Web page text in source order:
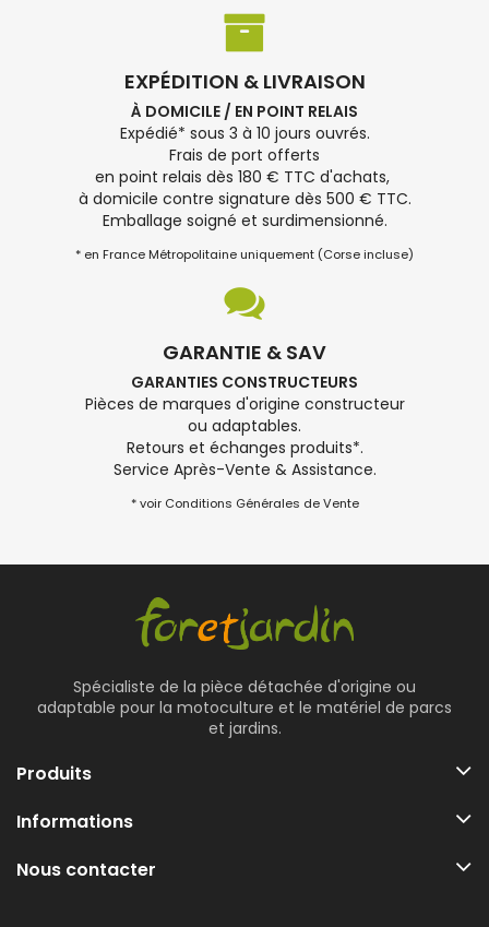
EXPÉDITION & LIVRAISON
À DOMICILE / EN POINT RELAIS
Expédié* sous 3 à 10 jours ouvrés.
Frais de port offerts
en point relais dès 180 € TTC d'achats,
à domicile contre signature dès 500 € TTC.
Emballage soigné et surdimensionné.
* en France Métropolitaine uniquement (Corse incluse)
GARANTIE & SAV
GARANTIES CONSTRUCTEURS
Pièces de marques d'origine constructeur
ou adaptables.
Retours et échanges produits*.
Service Après-Vente & Assistance.
* voir Conditions Générales de Vente
Spécialiste de la pièce détachée d'origine ou
adaptable pour la motoculture et le matériel de parcs
et jardins.
Produits
Informations
Nous contacter